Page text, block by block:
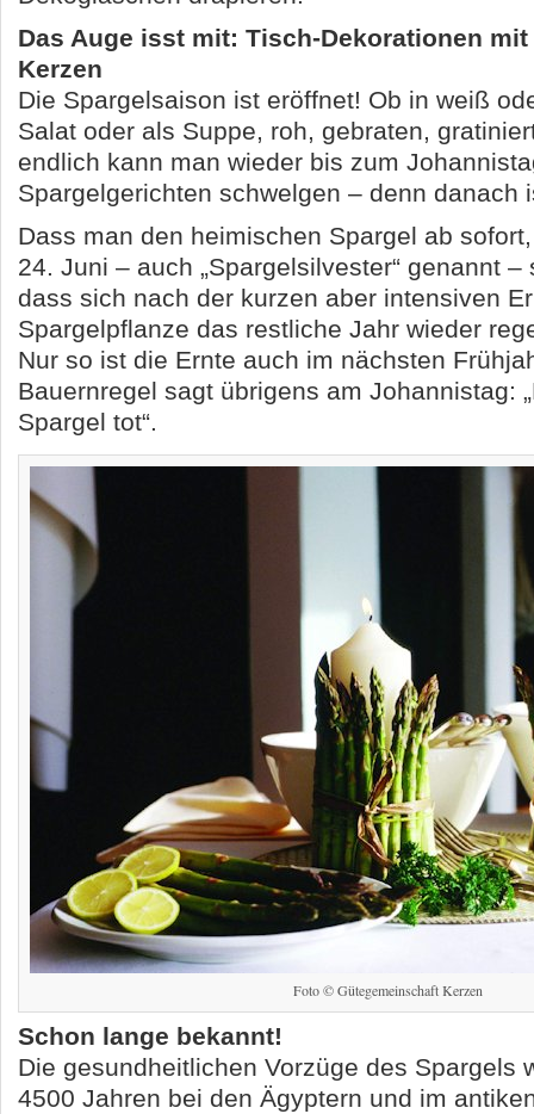
Das Auge isst mit: Tisch-Dekorationen
Kerzen
Die Spargelsaison ist eröffnet! Ob in weiß
Salat oder als Suppe, roh, gebraten,
endlich kann man wieder bis zum
Spargelgerichten schwelgen – denn danach
Dass man den heimischen Spargel ab
24. Juni – auch „Spargelsilvester“ genannt
dass sich nach der kurzen aber intensiven
Spargelpflanze das restliche Jahr wieder
Nur so ist die Ernte auch im nächsten
Bauernregel sagt übrigens am Johannistag:
Spargel tot“.
Foto © Gütegemeinschaft Kerzen
Schon lange bekannt!
Die gesundheitlichen Vorzüge des Spargels
4500 Jahren bei den Ägyptern und im